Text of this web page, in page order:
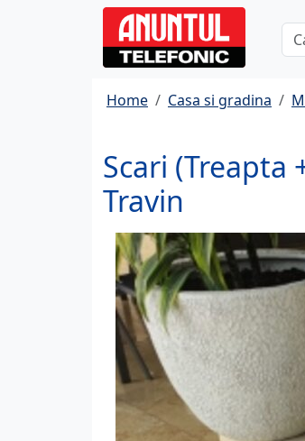
Home Casa si gradina
Scari
Travin